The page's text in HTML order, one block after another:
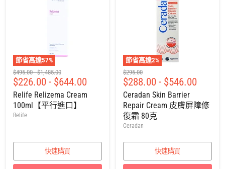
節省高達57%
建
議
零
售
價
$495.00 -建
議
售
價
$1,485.00
$226.00 - $644.00
Relife Relizema Cream
100ml【平行進口】
Relife
快速購買
節省高達2%
建
議
零
售
價
$295.00
$288.00 - $546.00
Ceradan Skin Barrier
Repair Cream 皮膚屏障修
復霜 80克
Ceradan
快速購買